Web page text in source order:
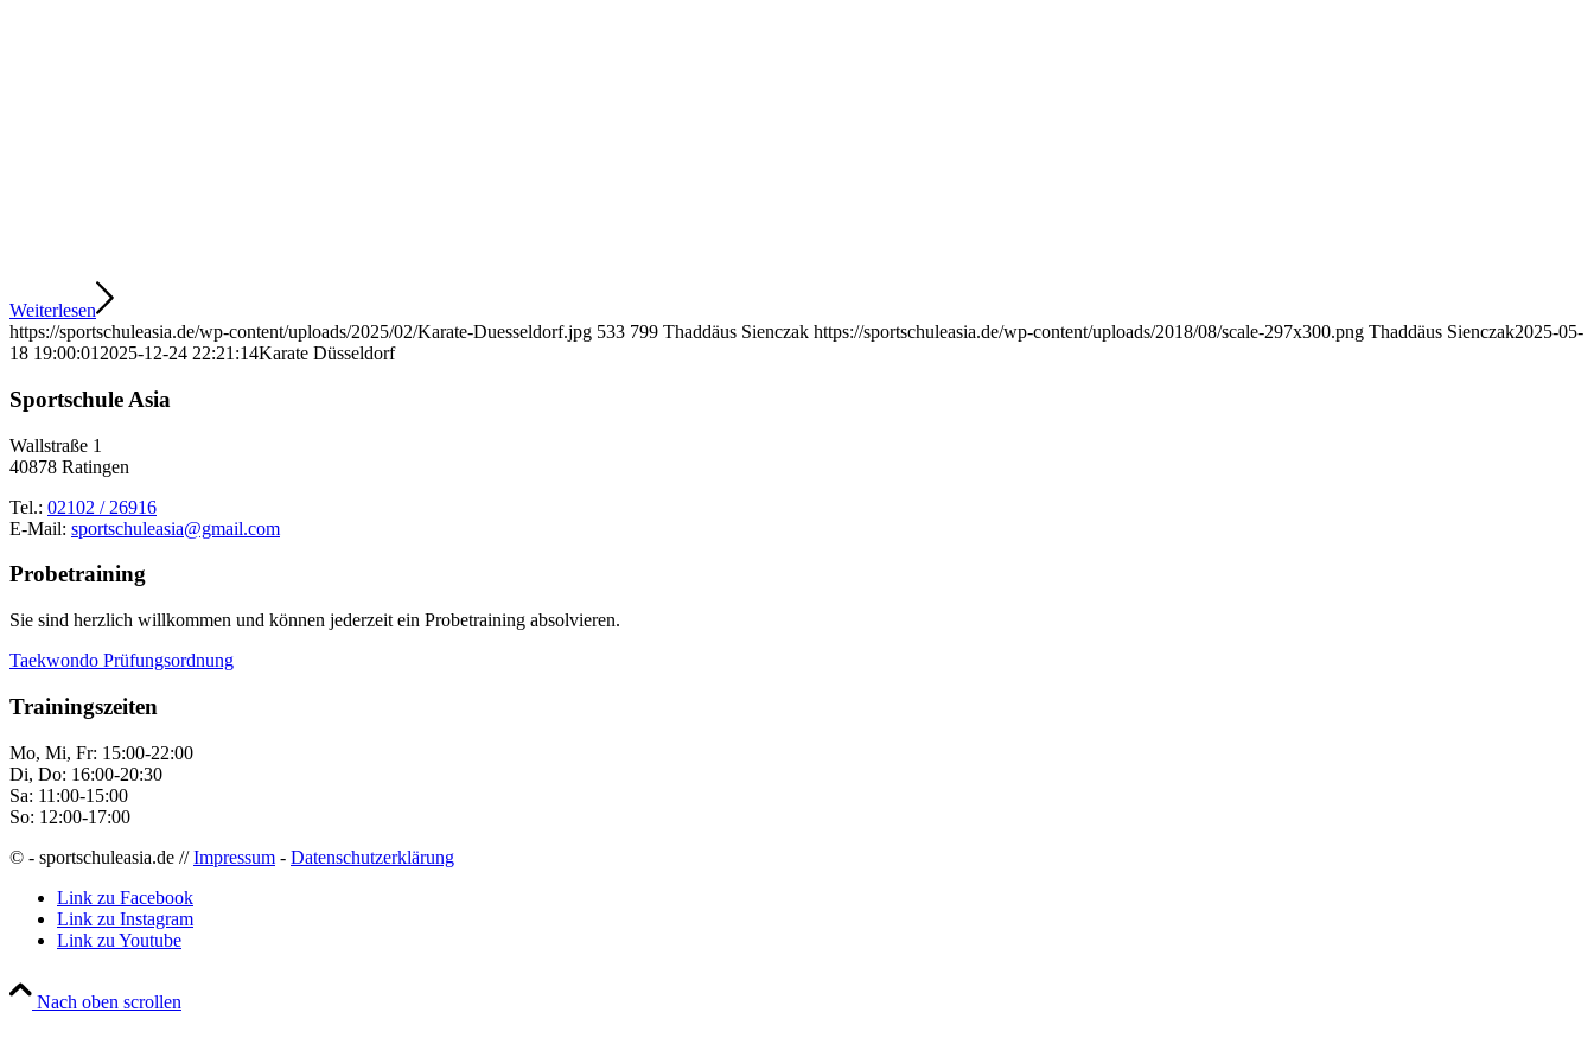
Weiterlesen
https://sportschuleasia.de/wp-content/uploads/2025/02/Karate-Duesseldorf.jpg 533 799 Thaddäus Sienczak https://sportschuleasia.de/wp-content/uploads/2018/08/scale-297x300.png Thaddäus Sienczak2025-05-
18 19:00:01 2025-12-24 22:21:14Karate Düsseldorf
Sportschule Asia
Wallstraße 1
40878 Ratingen
Tel.: 02102 / 26916
E-Mail: sportschuleasia@gmail.com
Probetraining
Sie sind herzlich willkommen und können jederzeit ein Probetraining absolvieren.
Taekwondo Prüfungsordnung
Trainingszeiten
Mo, Mi, Fr: 15:00-22:00
Di, Do: 16:00-20:30
Sa: 11:00-15:00
So: 12:00-17:00
© - sportschuleasia.de //Impressum - Datenschutzerklärung
Link zu Facebook
Link zu Instagram
Link zu Youtube
Nach oben scrollen